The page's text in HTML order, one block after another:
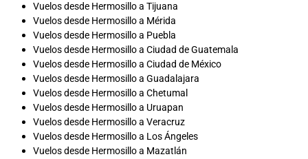
Vuelos desde Hermosillo a Tijuana
Vuelos desde Hermosillo a Mérida
Vuelos desde Hermosillo a Puebla
Vuelos desde Hermosillo a Ciudad de Guatemala
Vuelos desde Hermosillo a Ciudad de México
Vuelos desde Hermosillo a Guadalajara
Vuelos desde Hermosillo a Chetumal
Vuelos desde Hermosillo a Uruapan
Vuelos desde Hermosillo a Veracruz
Vuelos desde Hermosillo a Los Ángeles
Vuelos desde Hermosillo a Mazatlán